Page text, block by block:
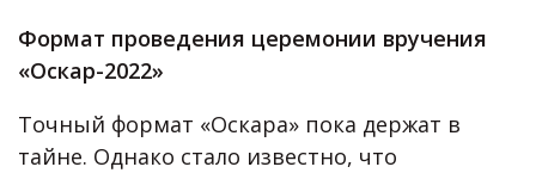
Формат проведения церемонии вручения
«Оскар-2022»
Точный формат «Оскара» пока держат в
тайне. Однако стало известно, что